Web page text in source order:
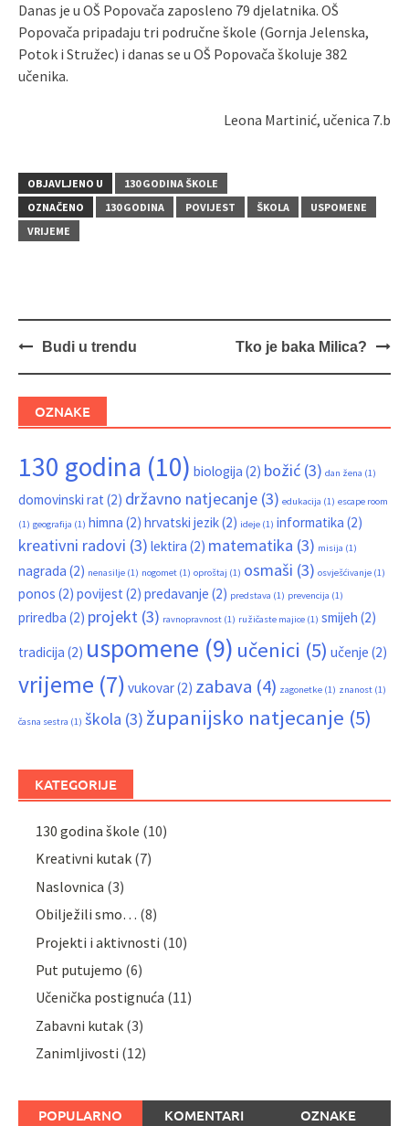
Danas je u OŠ Popovača zaposleno 79 djelatnika. OŠ
Popovača pripadaju tri područne škole (Gornja Jelenska,
Potok i Stružec) i danas se u OŠ Popovača školuje 382
učenika.
Leona Martinić, učenica 7.b
OBJAVLJENO U
130 GODINA ŠKOLE
OZNAČENO
130 GODINA POVIJEST ŠKOLA
USPOMENE
VRIJEME
Navigacija
Budi u trendu Tko je baka Milica?
OZNAKE
130 godina (10) biologija (2) božić (3) dan žena (1)
domovinski rat (2) državno natjecanje (3) edukacija (1) escape room
(1) geografija (1) himna (2) hrvatski jezik(2) ideje (1) informatika (2)
kreativni radovi (3) lektira (2) matematika (3) misija (1)
nagrada (2) nenasilje (1) nogomet (1) oproštaj (1) osmaši (3) osvješćivanje (1)
ponos (2) povijest (2) predavanje (2) predstava (1) prevencija (1)
priredba (2) projekt (3) ravnopravnost (1) ružičaste majice (1) smijeh (2)
tradicija (2) uspomene (9) učenici (5) učenje (2)
vrijeme (7) vukovar(2) zabava (4) zagonetke (1) znanost (1)
časna sestra (1) škola (3) županijsko natjecanje (5)
KATEGORIJE
130 godina škole (10)
Kreativni kutak (7)
Naslovnica (3)
Obilježili smo… (8)
Projekti i aktivnosti (10)
Put putujemo (6)
Učenička postignuća (11)
Zabavni kutak (3)
Zanimljivosti (12)
POPULARNO KOMENTARI OZNAKE